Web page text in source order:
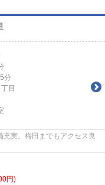
分
丁目
実。梅田までもアクセス良
円)